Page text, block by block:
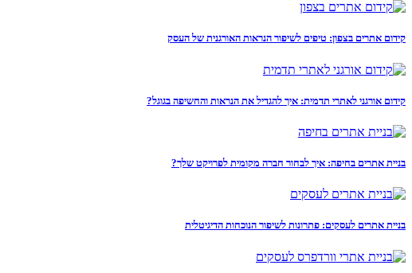
קידום אתרים בצפון: טיפים לשיפור הנראות האורגנית של העסק
קידום אורגני לאתרי תדמית: איך להגדיל את הנראות והחשיפה בגוגל?
בניית אתרים בחיפה: איך לבחור חברה מקומית לפרויקט שלך?
בניית אתרים לעסקים: פתרונות לשיפור הנוכחות הדיגיטלית